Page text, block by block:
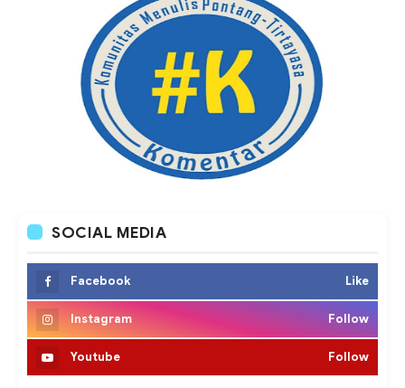
SOCIAL MEDIA
Facebook Like
Instagram Follow
Youtube Follow